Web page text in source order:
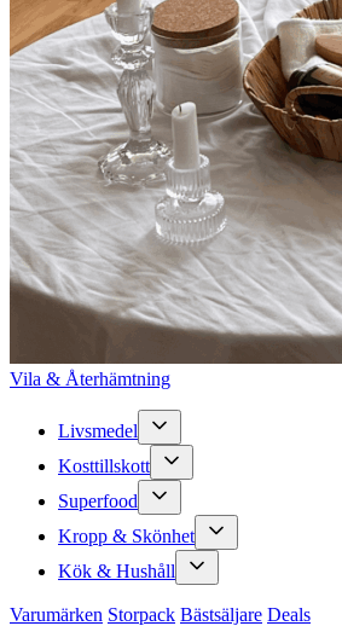
Vila & Återhämtning
Livsmedel
Kosttillskott
Superfood
Kropp & Skönhet
Kök & Hushåll
Varumärken Storpack Bästsäljare Deals